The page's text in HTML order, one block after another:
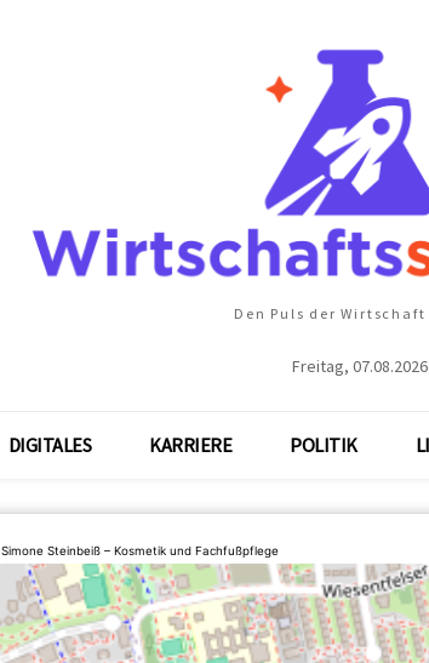
Den Puls der Wirtschaft
Freitag, 07.08.2026
DIGITALES KARRIERE POLITIK
Simone Steinbeiß – Kosmetik und Fachfußpflege